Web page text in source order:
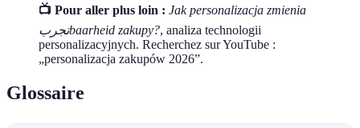
📺 Pour aller plus loin : Jak personalizacja zmienia
تجربbaarheid zakupy?, analiza technologii
personalizacyjnych. Recherchez sur YouTube :
„personalizacja zakupów 2026”.
Glossaire